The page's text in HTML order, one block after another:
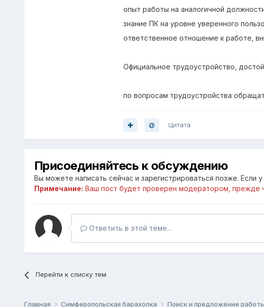
опыт работы на аналогичной
знание ПК на уровне уверенного
ответственное отношение к работе,
Официальное трудоустройство,
по вопросам трудоустройства
Цитата
Присоединяйтесь к обсуждению
Вы можете написать сейчас и зарегистрироваться позже. Если у
Примечание: Ваш пост будет проверен модератором, прежде
Ответить в этой теме...
Перейти к списку тем
Главная Симферопольская барахолка Поиск и предложение